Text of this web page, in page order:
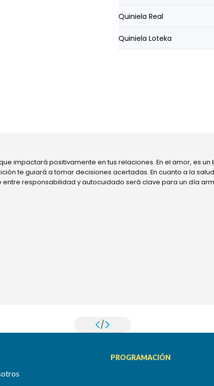
Quiniela Real
Quiniela Loteka
impactará positivamente en tus relaciones. En el amor, es
te guiará a tomar decisiones acertadas. En cuanto a la
responsabilidad y autocuidado será clave para un día
/
PROGRAMACIÓN